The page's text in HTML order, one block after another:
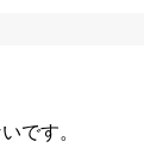
です。